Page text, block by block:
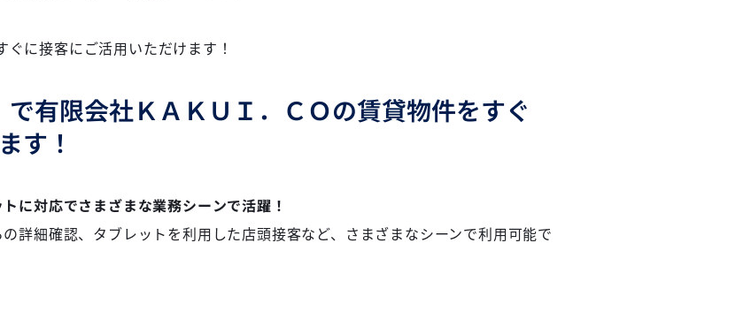
に接客にご活用いただけます！
で有限会社ＫＡＫＵＩ．ＣＯの賃貸物件をすぐ
す！
に対応でさまざまな業務シーンで活躍！
詳細確認、タブレットを利用した店頭接客など、さまざまなシーンで利用可能で